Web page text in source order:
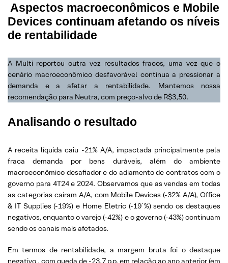
Aspectos macroeconômicos e Mobile
Devices continuam afetando os níveis
de rentabilidade
A Multi reportou outra vez resultados fracos, uma vez que o
cenário macroeconômico desfavorável continua a pressionar a
demanda e a afetar a rentabilidade.
Mantemos nossa
recomendação para Neutra, com preço-alvo de R$3,50.
Analisando o resultado
A receita líquida caiu -21% A/A, impactada principalmente pela
fraca demanda por bens duráveis, além do ambiente
macroeconômico desafiador e do adiamento de contratos com o
governo para 4T24 e 2024. Observamos que as vendas em todas
as categorias caíram A/A, com Mobile Devices (-32% A/A), Office
& IT Supplies (-19%) e Home Eletric (-19¨%) sendo os destaques
negativos, enquanto o varejo (-42%) e o governo (-43%) continuam
sendo os canais mais afetados.
Em termos de rentabilidade, a margem bruta foi o destaque
negativo , com queda de -23,7 p.p. em relação ao ano anterior (em